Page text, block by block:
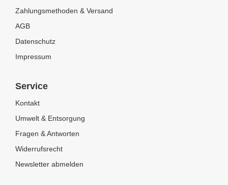
Zahlungsmethoden & Versand
AGB
Datenschutz
Impressum
Service
Kontakt
Umwelt & Entsorgung
Fragen & Antworten
Widerrufsrecht
Newsletter abmelden